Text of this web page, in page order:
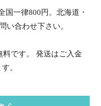
国一律800円。北海道・
い合わせ下さい。
料です。 発送はご入金
。